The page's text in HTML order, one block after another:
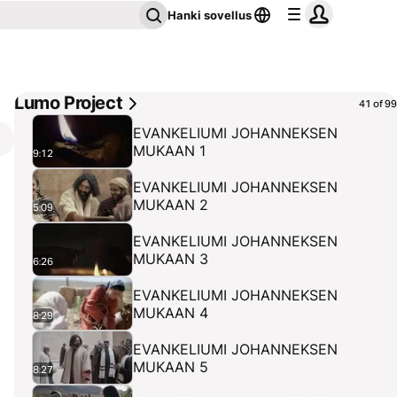
Hanki sovellus
Lumo Project 41 of 99
9:12
EVANKELIUMI JOHANNEKSEN
MUKAAN 1
5:09
EVANKELIUMI JOHANNEKSEN
MUKAAN 2
6:26
EVANKELIUMI JOHANNEKSEN
MUKAAN 3
8:29
EVANKELIUMI JOHANNEKSEN
MUKAAN 4
8:27
EVANKELIUMI JOHANNEKSEN
MUKAAN 5